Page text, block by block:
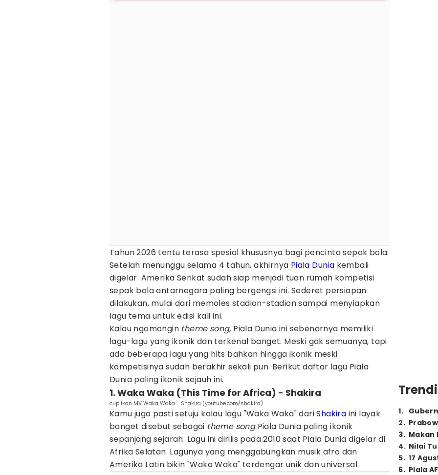
Tahun 2026 tentu terasa spesial khususnya bagi pencinta sepak bola.
Setelah menunggu selama 4 tahun, akhirnya Piala Dunia kembali
digelar. Amerika Serikat sudah siap menjadi tuan rumah kompetisi
sepak bola antarnegara paling bergengsi ini. Sederet persiapan
dilakukan, mulai dari memoles stadion-stadion sampai menyiapkan
lagu tema untuk edisi kali ini.
Kalau ngomongin theme song, Piala Dunia ini sebenarnya memiliki
lagu-lagu yang ikonik dan terkenal banget. Meski gak semuanya, tapi
ada beberapa lagu yang hits bahkan hingga ikonik meski
kompetisinya sudah berakhir sekali pun. Berikut daftar lagu Piala
Dunia paling ikonik sejauh ini.
1. Waka Waka (This Time for Africa) - Shakira
cuplikan MV Waka Waka - Shakira (youtube.com/shakira)
Kamu juga pasti setuju kalau lagu "Waka Waka" dariShakira ini layak
banget disebut sebagai theme songPiala Dunia paling ikonik
sepanjang sejarah. Lagu ini dirilis pada 2010 saat Piala Dunia digelar di
Afrika Selatan. Lagunya yang menggabungkan musik afro dan
Amerika Latin bikin "Waka Waka" terdengar unik dan universal.
1.
2.
3. Makan
4. Nilai
5. 17
6. Piala